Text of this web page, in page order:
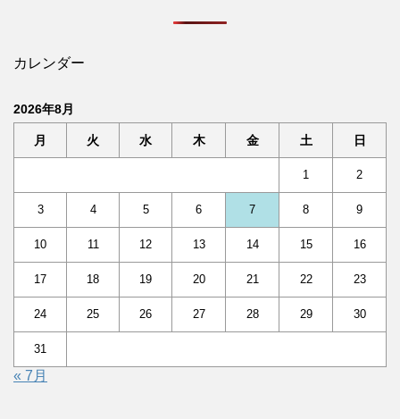
カレンダー
2026年8月
月 火 水 木 金 土 日
1 2
3 4 5 6 7 8 9
10 11 12 13 14 15 16
17 18 19 20 21 22 23
24 25 26 27 28 29 30
31
« 7月